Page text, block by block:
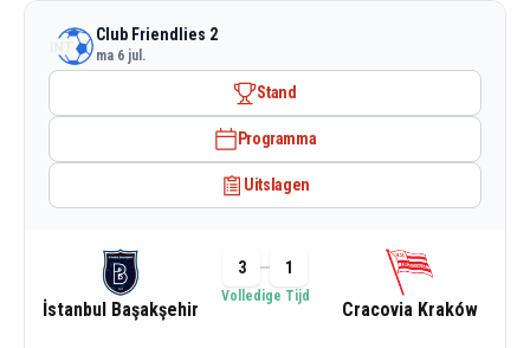
Club Friendlies 2
ma 6 jul.
Stand
Programma
Uitslagen
İstanbul Başakşehir
3 1
Volledige Tijd
Cracovia Kraków